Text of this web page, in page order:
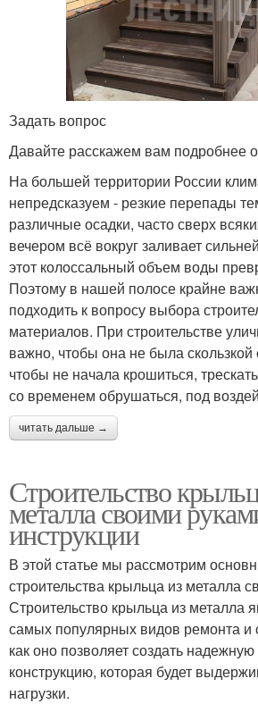
Задать вопрос
Давайте расскажем вам подробнее
На большей территории России
непредсказуем - резкие перепады
различные осадки, часто сверх
вечером всё вокруг заливает
этот колоссальный объем воды
Поэтому в нашей полосе крайне
подходить к вопросу выбора
материалов. При строительстве
важно, чтобы она не была
чтобы не начала крошиться,
со временем обрушаться, под
читать дальше →
Строительство
металла своими
инструкции
В этой статье мы рассмотрим
строительства крыльца из металла
Строительство крыльца из металла
самых популярных видов ремонта и
как оно позволяет создать
конструкцию, которая будет
нагрузки.